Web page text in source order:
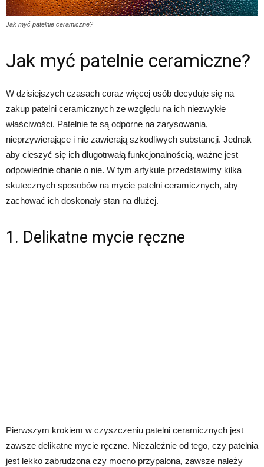
Jak myć patelnie ceramiczne?
Jak myć patelnie ceramiczne?
W dzisiejszych czasach coraz więcej osób decyduje się na
zakup patelni ceramicznych ze względu na ich niezwykłe
właściwości. Patelnie te są odporne na zarysowania,
nieprzywierające i nie zawierają szkodliwych substancji. Jednak
aby cieszyć się ich długotrwałą funkcjonalnością, ważne jest
odpowiednie dbanie o nie. W tym artykule przedstawimy kilka
skutecznych sposobów na mycie patelni ceramicznych, aby
zachować ich doskonały stan na dłużej.
1. Delikatne mycie ręczne
Pierwszym krokiem w czyszczeniu patelni ceramicznych jest
zawsze delikatne mycie ręczne. Niezależnie od tego, czy patelnia
jest lekko zabrudzona czy mocno przypalona, zawsze należy